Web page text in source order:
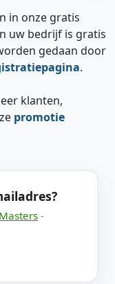
in onze gratis
uw bedrijf is gratis
gedaan door
.
klanten,
promotie
-